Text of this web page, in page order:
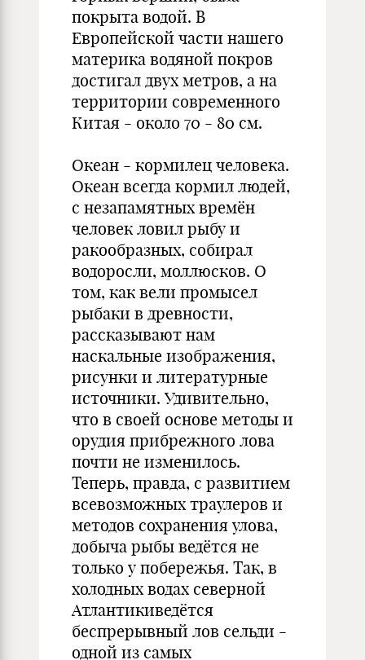
покрыта водой. В
Европейской части нашего
материка водяной покров
достигал двух метров, а на
территории современного
Китая - около 70 - 80 см.
Океан - кормилец человека.
Океан всегда кормил людей,
с незапамятных времён
человек ловил рыбу и
ракообразных, собирал
водоросли, моллюсков. О
том, как вели промысел
рыбаки в древности,
рассказывают нам
наскальные изображения,
рисунки и литературные
источники. Удивительно,
что в своей основе методы и
орудия прибрежного лова
почти не изменилось.
Теперь, правда, с развитием
всевозможных траулеров и
методов сохранения улова,
добыча рыбы ведётся не
только у побережья. Так, в
холодных водах северной
Атлантикиведётся
беспрерывный лов сельди -
одной из самых